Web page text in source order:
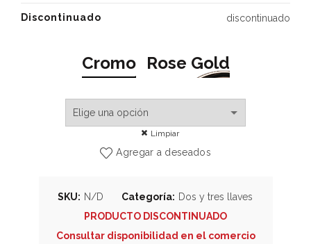
Discontinuado discontinuado
Cromo Rose Gold
Limpiar
Agregar a deseados
SKU: N/D Categoría: Dos y tres llaves
PRODUCTO DISCONTINUADO
Consultar disponibilidad en el comercio